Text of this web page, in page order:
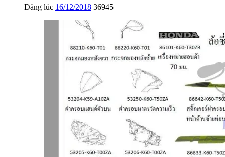
Đăng lúc 16/12/2018 36945